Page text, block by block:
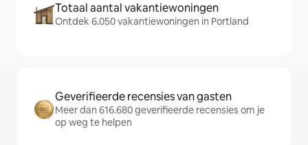
Totaal aantal vakantiewoningen
Ontdek 6.050 vakantiewoningen in Portland
Geverifieerde recensies van gasten
Meer dan 616.680 geverifieerde recensies om je
op weg te helpen